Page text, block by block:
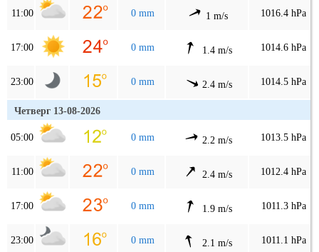
11:00 0 mm 1 m/s 1016.4 hPa
17:00 0 mm 1.4 m/s 1014.6 hPa
23:00 0 mm 2.4 m/s 1014.5 hPa
Четверг 13-08-2026
05:00 0 mm 2.2 m/s 1013.5 hPa
11:00 0 mm 2.4 m/s 1012.4 hPa
17:00 0 mm 1.9 m/s 1011.3 hPa
23:00 0 mm 2.1 m/s 1011.1 hPa